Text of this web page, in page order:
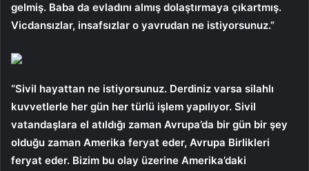
gelmiş. Baba da evladını almış dolaştırmaya çıkartmış.
Vicdansızlar, insafsızlar o yavrudan ne istiyorsunuz.”
“Sivil hayattan ne istiyorsunuz. Derdiniz varsa silahlı
kuvvetlerle her gün her türlü işlem yapılıyor. Sivil
vatandaşlara el atıldığı zaman Avrupa’da bir gün bir şey
olduğu zaman Amerika feryat eder, Avrupa Birlikleri
feryat eder. Bizim bu olay üzerine Amerika’daki